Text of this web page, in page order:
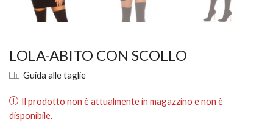
LOLA-ABITO CON SCOLLO
Guida alle taglie
Il prodotto non è attualmente in magazzino e non è
disponibile.